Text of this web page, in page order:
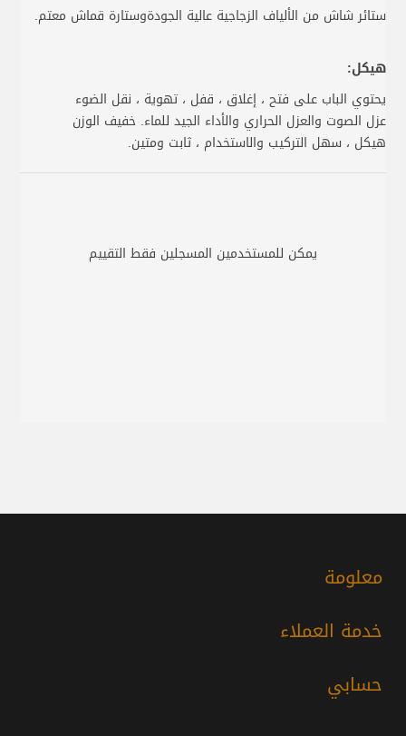
ستائر شاش من الألياف الزجاجية عالية الجودةوستارة قماش معتم.
هيكل:
يحتوي الباب على فتح ، إغلاق ، قفل ، تهوية ، نقل الضوء
عزل الصوت والعزل الحراري والأداء الجيد للماء. خفيف الوزن
هيكل ، سهل التركيب والاستخدام ، ثابت ومتين.
يمكن للمستخدمين المسجلين فقط التقييم
معلومة
خدمة العملاء
حسابي